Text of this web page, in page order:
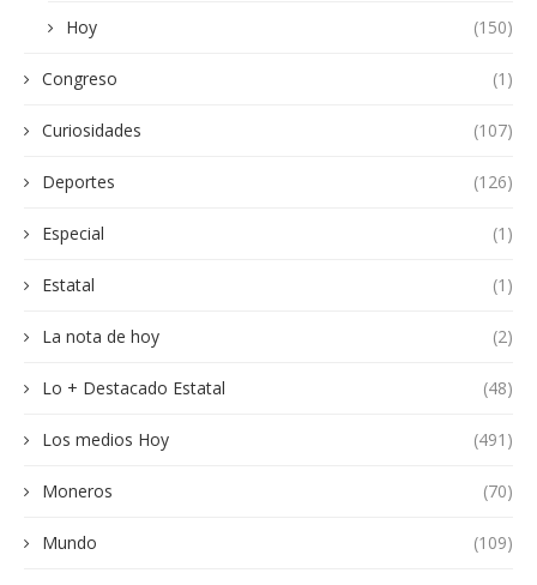
Hoy (150)
Congreso (1)
Curiosidades (107)
Deportes (126)
Especial (1)
Estatal (1)
La nota de hoy (2)
Lo + Destacado Estatal (48)
Los medios Hoy (491)
Moneros (70)
Mundo (109)